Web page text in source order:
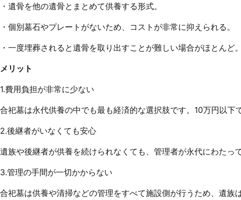
・遺骨を他の遺骨とまとめて供養する形式。
・個別墓石やプレートがないため、コストが非常に抑えられる。
・一度埋葬されると遺骨を取り出すことが難しい場合がほとんど。
メリット
1.費用負担が非常に少ない
合祀墓は永代供養の中でも最も経済的な選択肢です。10万円以
2.後継者がいなくても安心
遺族や後継者が供養を続けられなくても、管理者が永代にわたっ
3.管理の手間が一切かからない
合祀墓は供養や清掃などの管理をすべて施設側が行うため、遺族